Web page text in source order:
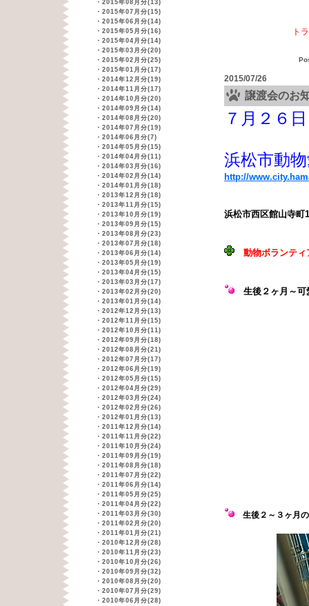
・ 2015年08月分(13)
・ 2015年07月分(15)
・ 2015年06月分(14)
・ 2015年05月分(16)
・ 2015年04月分(14)
・ 2015年03月分(20)
・ 2015年02月分(25)
・ 2015年01月分(17)
・ 2014年12月分(19)
・ 2014年11月分(17)
・ 2014年10月分(20)
・ 2014年09月分(14)
・ 2014年08月分(20)
・ 2014年07月分(19)
・ 2014年06月分(7)
・ 2014年05月分(15)
・ 2014年04月分(11)
・ 2014年03月分(16)
・ 2014年02月分(14)
・ 2014年01月分(18)
・ 2013年12月分(18)
・ 2013年11月分(15)
・ 2013年10月分(19)
・ 2013年09月分(15)
・ 2013年08月分(23)
・ 2013年07月分(18)
・ 2013年06月分(14)
・ 2013年05月分(19)
・ 2013年04月分(15)
・ 2013年03月分(17)
・ 2013年02月分(20)
・ 2013年01月分(14)
・ 2012年12月分(13)
・ 2012年11月分(15)
・ 2012年10月分(11)
・ 2012年09月分(18)
・ 2012年08月分(21)
・ 2012年07月分(17)
・ 2012年06月分(19)
・ 2012年05月分(15)
・ 2012年04月分(29)
・ 2012年03月分(24)
・ 2012年02月分(26)
・ 2012年01月分(13)
・ 2011年12月分(14)
・ 2011年11月分(22)
・ 2011年10月分(24)
・ 2011年09月分(19)
・ 2011年08月分(18)
・ 2011年07月分(22)
・ 2011年06月分(14)
・ 2011年05月分(25)
・ 2011年04月分(22)
・ 2011年03月分(30)
・ 2011年02月分(20)
・ 2011年01月分(21)
・ 2010年12月分(28)
・ 2010年11月分(23)
・ 2010年10月分(26)
・ 2010年09月分(32)
・ 2010年08月分(20)
・ 2010年07月分(29)
・ 2010年06月分(28)
ト
2015/07/26
譲渡会のお
７月２６日
浜松市動
http://
浜松市西区館山寺
動物ボランテ
生後２ヶ月 ～
生後２～３ヶ月